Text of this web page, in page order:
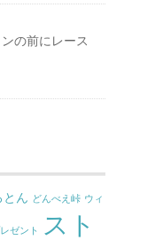
の前にレース
とん どんべえ峠 ウィ
ゼント
スト